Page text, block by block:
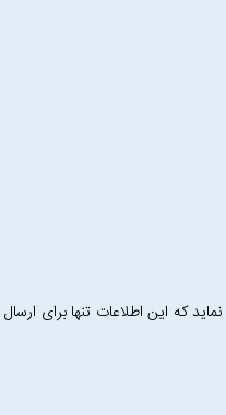
که این اطلاعات تنها برای ارسال